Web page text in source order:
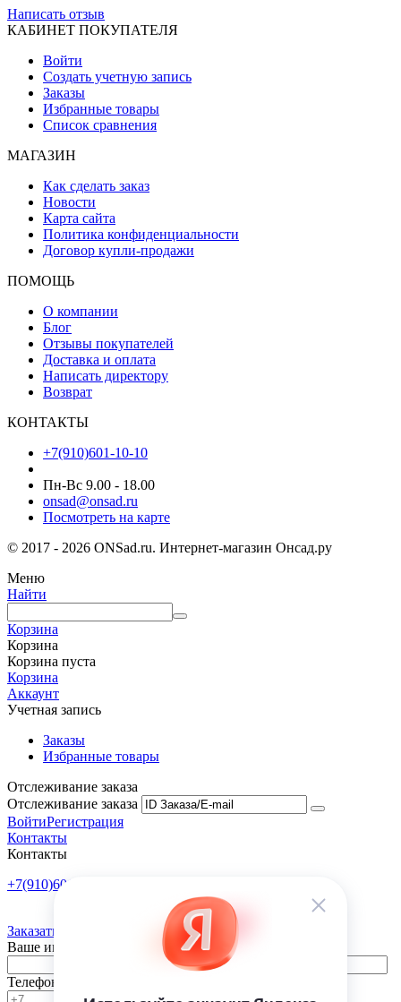
Написать отзыв
КАБИНЕТ ПОКУПАТЕЛЯ
Войти
Создать учетную запись
Заказы
Избранные товары
Список сравнения
МАГАЗИН
Как сделать заказ
Новости
Карта сайта
Политика конфиденциальности
Договор купли-продажи
ПОМОЩЬ
О компании
Блог
Отзывы покупателей
Доставка и оплата
Написать директору
Возврат
КОНТАКТЫ
+7(910)601-10-10
Пн-Вс 9.00 - 18.00
onsad@onsad.ru
Посмотреть на карте
© 2017 - 2026 ONSad.ru. Интернет-магазин Онсад.ру
Меню
Найти
Корзина
Корзина
Корзина пуста
Корзина
Аккаунт
Учетная запись
Заказы
Избранные товары
Отслеживание заказа
Отслеживание заказа
ВойтиРегистрация
Контакты
Контакты
+7(910)601-10-10
Заказать обратный звонок
Ваше имя
Телефон